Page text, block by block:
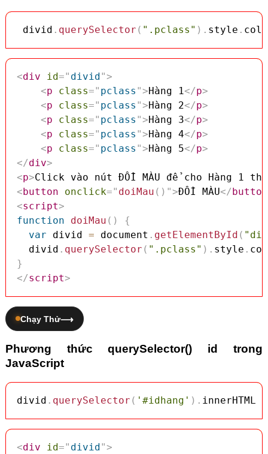
divid . querySelector ( ".pclass" ) . style .
<div id=" divid">
<p class=" pclass ">Hàng 1 </p>
<p class=" pclass ">Hàng 2</p>
<p class=" pclass ">Hàng 3</p>
<p class=" pclass ">Hàng 4</p>
<p class=" pclass ">Hàng 5</p>
</div>
<p>Click vào nút ĐỔI MÀU để cho Hàng 1
<button onclick=" doiMau ( ) ">ĐỔI MÀU</button
<script>
function
doiMau ( )
{
var divid = document . getElementById (
  divid
. querySelector ( ".pclass" ) . style .
}
</script>
Chạy Thử
Phương thức querySelector() id trong
JavaScript
divid . querySelector ( '#idhang' ) . innerHTML
<div id=" divid ">